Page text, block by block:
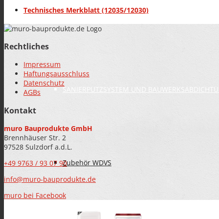
FARBEN
SANIERPUTZSYSTEM UND
Zubehör WDVS
Technisches Merkblatt (12035/12030)
Rechtliches
Impressum
Haftungsausschluss
Datenschutz
AGBs
Kontakt
muro Bauprodukte GmbH
Brennhäuser Str. 2
97528 Sulzdorf a.d.L.
+49 9763 / 93 07 90
info@muro-bauprodukte.de
muro bei Facebook